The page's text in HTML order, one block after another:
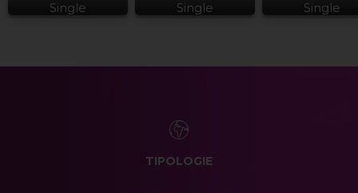
Single
Single
Single
TIPOLOGIE